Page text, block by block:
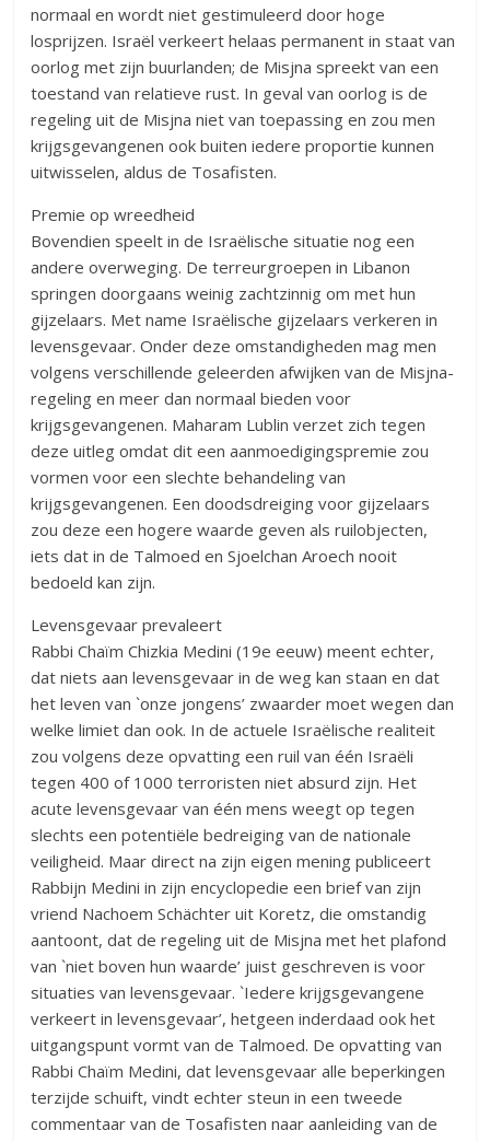
normaal en wordt niet gestimuleerd door hoge
losprijzen. Israël verkeert helaas permanent in staat van
oorlog met zijn buurlanden; de Misjna spreekt van een
toestand van relatieve rust. In geval van oorlog is de
regeling uit de Misjna niet van toepassing en zou men
krijgsgevangenen ook buiten iedere proportie kunnen
uitwisselen, aldus de Tosafisten.
Premie op wreedheid
Bovendien speelt in de Israëlische situatie nog een
andere overweging. De terreurgroepen in Libanon
springen doorgaans weinig zachtzinnig om met hun
gijzelaars. Met name Israëlische gijzelaars verkeren in
levensgevaar. Onder deze omstandigheden mag men
volgens verschillende geleerden afwijken van de Misjna-
regeling en meer dan normaal bieden voor
krijgsgevangenen. Maharam Lublin verzet zich tegen
deze uitleg omdat dit een aanmoedigingspremie zou
vormen voor een slechte behandeling van
krijgsgevangenen. Een doodsdreiging voor gijzelaars
zou deze een hogere waarde geven als ruilobjecten,
iets dat in de Talmoed en Sjoelchan Aroech nooit
bedoeld kan zijn.
Levensgevaar prevaleert
Rabbi Chaïm Chizkia Medini (19e eeuw) meent echter,
dat niets aan levensgevaar in de weg kan staan en dat
het leven van `onze jongens’ zwaarder moet wegen dan
welke limiet dan ook. In de actuele Israëlische realiteit
zou volgens deze opvatting een ruil van één Israëli
tegen 400 of 1000 terroristen niet absurd zijn. Het
acute levensgevaar van één mens weegt op tegen
slechts een potentiële bedreiging van de nationale
veiligheid. Maar direct na zijn eigen mening publiceert
Rabbijn Medini in zijn encyclopedie een brief van zijn
vriend Nachoem Schächter uit Koretz, die omstandig
aantoont, dat de regeling uit de Misjna met het plafond
van `niet boven hun waarde’ juist geschreven is voor
situaties van levensgevaar. `Iedere krijgsgevangene
verkeert in levensgevaar’, hetgeen inderdaad ook het
uitgangspunt vormt van de Talmoed. De opvatting van
Rabbi Chaïm Medini, dat levensgevaar alle beperkingen
terzijde schuift, vindt echter steun in een tweede
commentaar van de Tosafisten naar aanleiding van de